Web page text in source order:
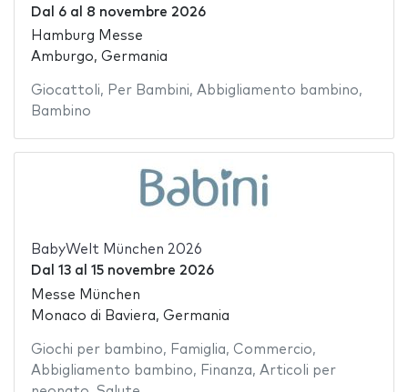
Dal 6al 8 novembre 2026
Hamburg Messe
Amburgo, Germania
Giocattoli, Per Bambini, Abbigliamento bambino,
Bambino
BabyWelt München 2026
Dal 13al 15 novembre 2026
Messe München
Monaco di Baviera, Germania
Giochi per bambino, Famiglia, Commercio,
Abbigliamento bambino, Finanza, Articoli per